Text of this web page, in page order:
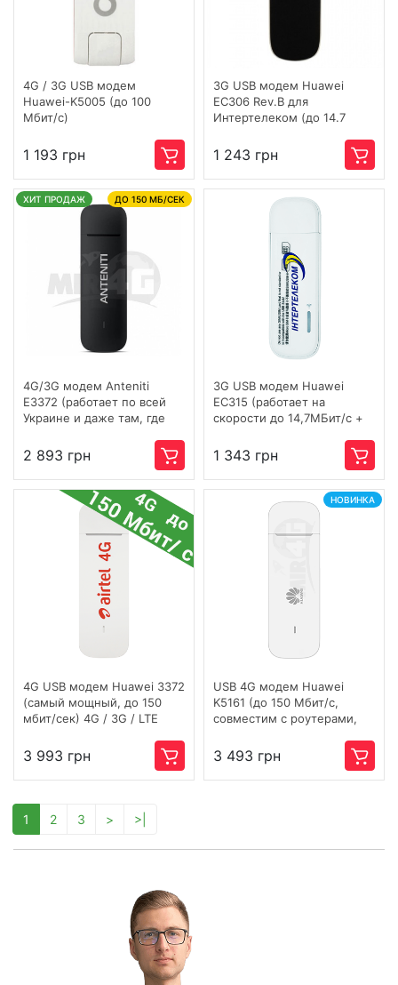
4G / 3G USB модем
Huawei-K5005 (до 100
Мбит/с)
1 193 грн
3G USB модем Huawei
EC306 Rev.B для
Интертелеком (до 14.7
1 243 грн
ХИТ ПРОДАЖ ДО 150 МБ/СЕК
4G/3G модем Anteniti
E3372 (работает по всей
Украине и даже там, где
2 893 грн
3G USB модем Huawei
EC315 (работает на
скорости до 14,7МБит/с +
1 343 грн
4G USB модем Huawei 3372
(самый мощный, до 150
мбит/сек) 4G / 3G / LTE
3 993 грн
НОВИНКА
USB 4G модем Huawei
K5161 (до 150 Мбит/с,
совместим с роутерами,
3 493 грн
1 2 3 > >|